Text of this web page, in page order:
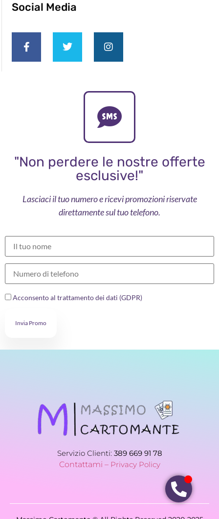
Social Media
"Non perdere le nostre offerte
esclusive!"
Lasciaci il tuo numero e ricevi promozioni riservate
direttamente sul tuo telefono.
Acconsento al trattamento dei dati (GDPR)
Invia Promo
Servizio Clienti: 389 669 91 78
Contattami – Privacy Policy